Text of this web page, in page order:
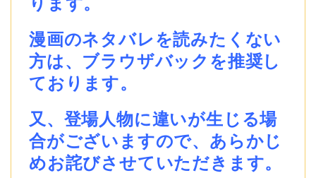
漫画のネタバレを読みたくない
方は、ブラウザバックを推奨し
ております。
又、登場人物に違いが生じる場
合がございますので、あらかじ
めお詫びさせていただきます。